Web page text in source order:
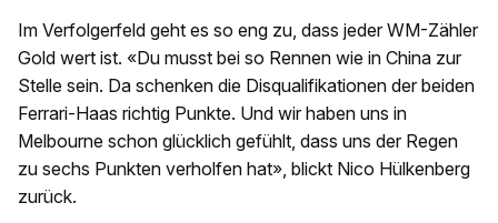
Im Verfolgerfeld geht es so eng zu, dass jeder WM-Zähler
Gold wert ist. «Du musst bei so Rennen wie in China zur
Stelle sein. Da schenken die Disqualifikationen der beiden
Ferrari-Haas richtig Punkte. Und wir haben uns in
Melbourne schon glücklich gefühlt, dass uns der Regen
zu sechs Punkten verholfen hat», blickt Nico Hülkenberg
zurück.